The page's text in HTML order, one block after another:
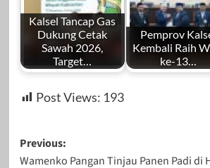
Kalsel Tancap Gas
Dukung Cetak
Sawah 2026,
Target…
Pemprov
Kembali Raih
ke-13…
Post Views: 193
Post
Previous:
Wamenko Pangan Tinjau Panen Padi di